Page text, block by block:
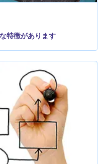
特徴があります